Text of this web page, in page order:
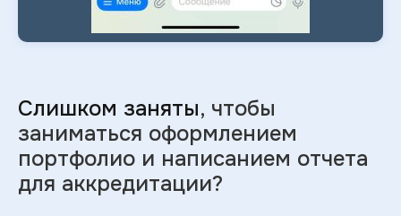
Слишком заняты, чтобы
заниматься оформлением
портфолио и написанием отчета
для аккредитации?